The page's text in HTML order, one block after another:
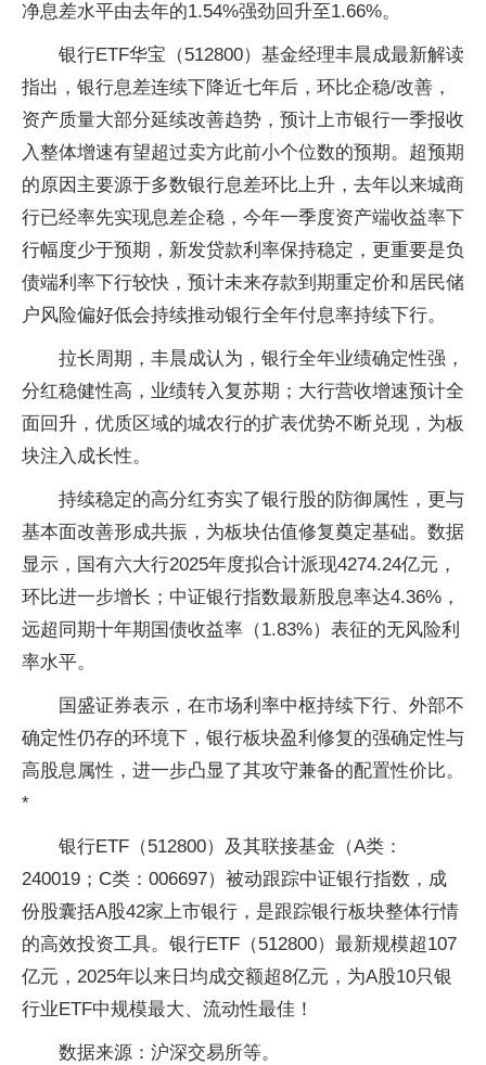
净息差水平由去年的1.54%强劲回升至1.66%。
银行ETF华宝（512800）基金经理丰晨成最新解读
指出，银行息差连续下降近七年后，环比企稳/改善，
资产质量大部分延续改善趋势，预计上市银行一季报收
入整体增速有望超过卖方此前小个位数的预期。超预期
的原因主要源于多数银行息差环比上升，去年以来城商
行已经率先实现息差企稳，今年一季度资产端收益率下
行幅度少于预期，新发贷款利率保持稳定，更重要是负
债端利率下行较快，预计未来存款到期重定价和居民储
户风险偏好低会持续推动银行全年付息率持续下行。
拉长周期，丰晨成认为，银行全年业绩确定性强，
分红稳健性高，业绩转入复苏期；大行营收增速预计全
面回升，优质区域的城农行的扩表优势不断兑现，为板
块注入成长性。
持续稳定的高分红夯实了银行股的防御属性，更与
基本面改善形成共振，为板块估值修复奠定基础。数据
显示，国有六大行2025年度拟合计派现4274.24亿元，
环比进一步增长；中证银行指数最新股息率达4.36%，
远超同期十年期国债收益率（1.83%）表征的无风险利
率水平。
国盛证券表示，在市场利率中枢持续下行、外部不
确定性仍存的环境下，银行板块盈利修复的强确定性与
高股息属性，进一步凸显了其攻守兼备的配置性价比。
*
银行ETF（512800）及其联接基金（A类：
240019；C类：006697）被动跟踪中证银行指数，成
份股囊括A股42家上市银行，是跟踪银行板块整体行情
的高效投资工具。银行ETF（512800）最新规模超107
亿元，2025年以来日均成交额超8亿元，为A股10只银
行业ETF中规模最大、流动性最佳！
数据来源：沪深交易所等。